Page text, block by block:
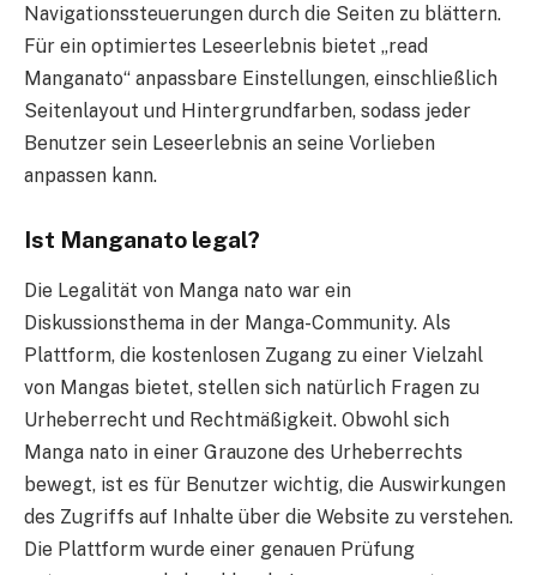
Navigationssteuerungen durch die Seiten zu blättern.
Für ein optimiertes Leseerlebnis bietet „read
Manganato“ anpassbare Einstellungen, einschließlich
Seitenlayout und Hintergrundfarben, sodass jeder
Benutzer sein Leseerlebnis an seine Vorlieben
anpassen kann.
Ist Manganato legal?
Die Legalität von Manga nato war ein
Diskussionsthema in der Manga-Community. Als
Plattform, die kostenlosen Zugang zu einer Vielzahl
von Mangas bietet, stellen sich natürlich Fragen zu
Urheberrecht und Rechtmäßigkeit. Obwohl sich
Manga nato in einer Grauzone des Urheberrechts
bewegt, ist es für Benutzer wichtig, die Auswirkungen
des Zugriffs auf Inhalte über die Website zu verstehen.
Die Plattform wurde einer genauen Prüfung